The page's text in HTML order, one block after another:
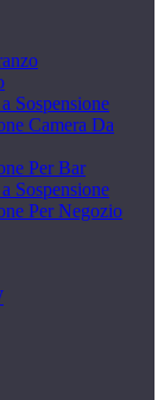
Sospensione
Camera Da
Per Bar
Sospensione
Per Negozio